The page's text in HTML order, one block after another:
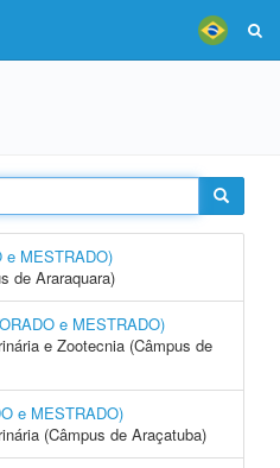
e MESTRADO)
de Araraquara)
e MESTRADO)
e Zootecnia (Câmpus de
e MESTRADO)
(Câmpus de Araçatuba)